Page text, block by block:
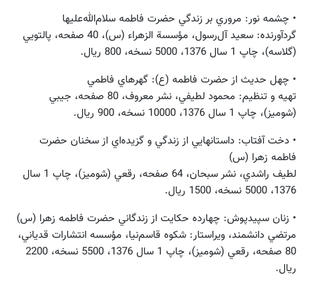
• چشمه نور: مروري بر زندگي حضرت فاطمه سلام‌الله‌عليها
گردآورنده: سعيد آل‌رسول، مؤسسة الزهراء (س)، 40 صفحه، پالتويي
(گلاسه)، چاپ 1 سال 1376، 5000 نسخه، 800 ريال.
• چهل حديث از حضرت فاطمه (ع): گهرهاي فاطمي
تهيه و تنظيم: محمود لطيفي، نشر معروف، 80 صفحه، جيبي
(شوميز)، چاپ 1 سال 1376، 10000 نسخه، 900 ريال.
• دخت آفتاب: داستانهايي از زندگي و گزيده‌اي از سخنان حضرت
فاطمه زهرا (س)
لطيف راشدي، نشر سبحان، 64 صفحه، رقعي (شوميز)، چاپ 1 سال
1376، 5000 نسخه، 1500 ريال.
• زنان سپيدپوش: چهارده حكايت از زندگاني حضرت فاطمه زهرا (س)
مرتضي دانشمند، ويراستار: شكوه قاسم‌نيا، مؤسسه‌ انتشارات ‌قدياني،
80 صفحه، رقعي (شوميز)، چاپ 1 سال 1376، 5500 نسخه، 2200
ريال.